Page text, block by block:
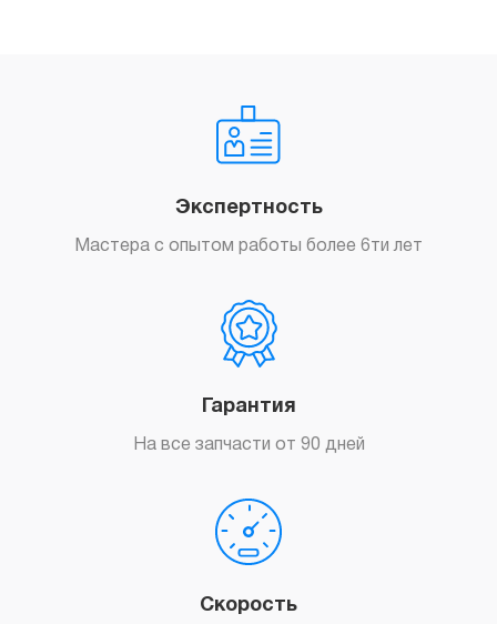
Экспертность
Мастера с опытом работы более 6ти лет
Гарантия
На все запчасти от 90 дней
Скорость